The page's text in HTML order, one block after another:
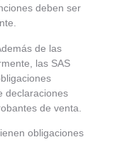
deben ser
de las
las SAS
declaraciones
de venta.
obligaciones